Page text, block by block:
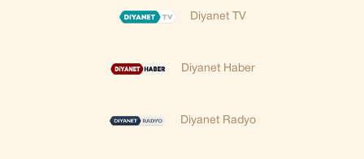
Diyanet TV
Diyanet Haber
Diyanet Radyo